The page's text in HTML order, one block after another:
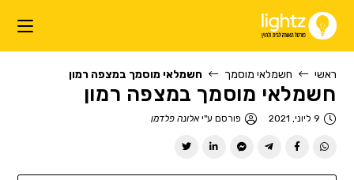
ראשי חשמלאי מוסמך חשמלאי מוסמך במצפה רמון
חשמלאי מוסמך במצפה רמון
9 ליוני, 2021 פורסם ע"יאלונה פלדמן